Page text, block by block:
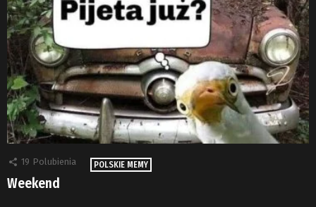
19 Polubienia POLSKIE MEMY
Weekend